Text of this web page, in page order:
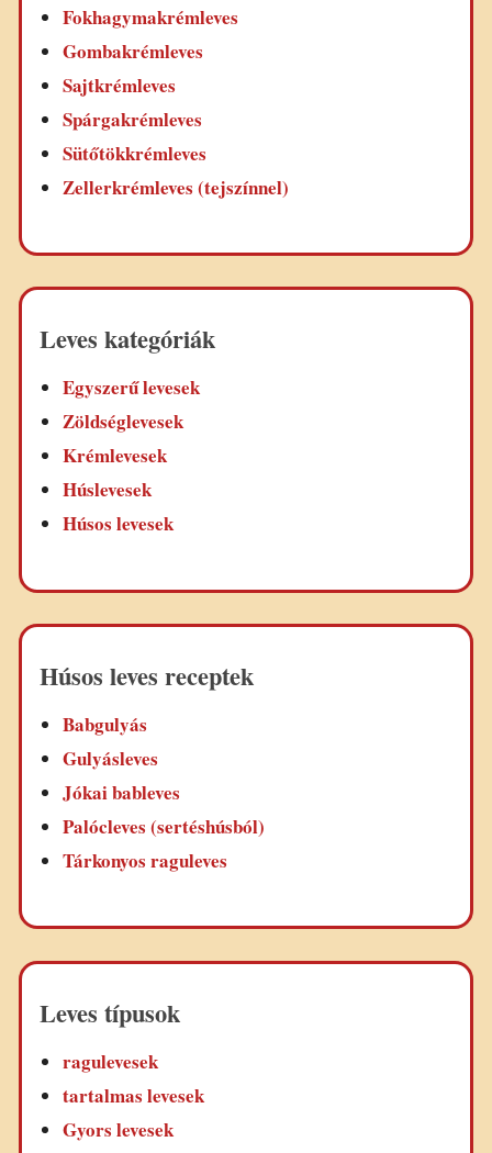
Fokhagymakrémleves
Gombakrémleves
Sajtkrémleves
Spárgakrémleves
Sütőtökkrémleves
Zellerkrémleves (tejszínnel)
Leves kategóriák
Egyszerű levesek
Zöldséglevesek
Krémlevesek
Húslevesek
Húsos levesek
Húsos leves receptek
Babgulyás
Gulyásleves
Jókai bableves
Palócleves (sertéshúsból)
Tárkonyos raguleves
Leves típusok
ragulevesek
tartalmas levesek
Gyors levesek